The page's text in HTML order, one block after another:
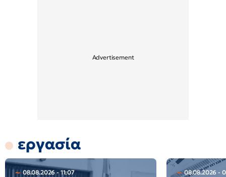
εργασία
08.08.2026 - 11:07 08.08.2026 -